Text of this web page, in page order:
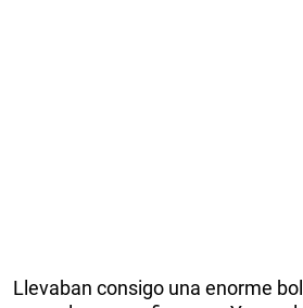
Llevaban consigo una enorme